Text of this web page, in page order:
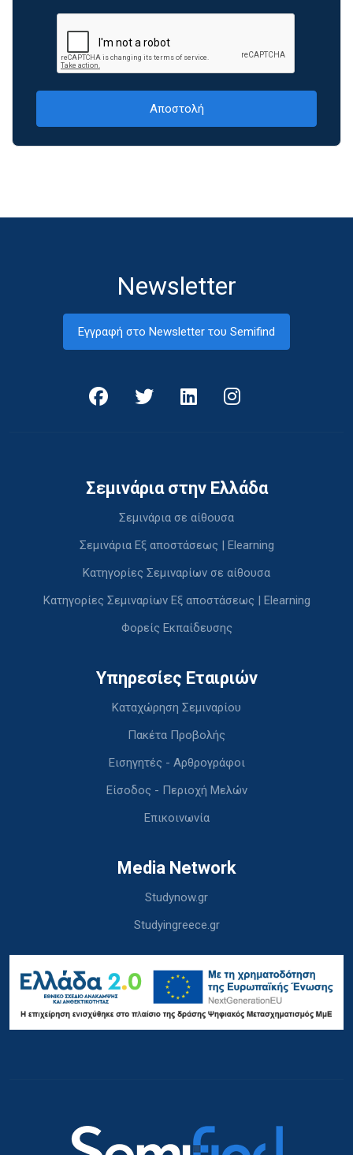
Newsletter
Εγγραφή στο Newsletter του Semifind
Σεμινάρια στην Ελλάδα
Σεμινάρια σε αίθουσα
Σεμινάρια Εξ αποστάσεως | Elearning
Κατηγορίες Σεμιναρίων σε αίθουσα
Κατηγορίες Σεμιναρίων Εξ αποστάσεως | Elearning
Φορείς Εκπαίδευσης
Υπηρεσίες Εταιριών
Καταχώρηση Σεμιναρίου
Πακέτα Προβολής
Εισηγητές - Αρθρογράφοι
Είσοδος - Περιοχή Μελών
Επικοινωνία
Media Network
Studynow.gr
Studyingreece.gr